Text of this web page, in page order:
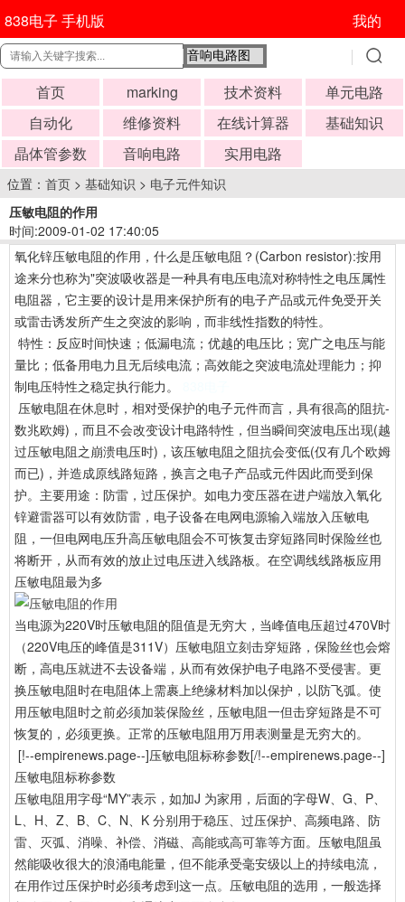
838电子 手机版 我的
首页 marking 技术资料
单元电路
自动化
维修资料 在线计算器
基础知识
晶体管参数
音响电路 实用电路
位置： 首页 > 基础知识 > 电子元件知识
压敏电阻的作用
时间:2009-01-02 17:40:05
氧化锌压敏电阻的作用，什么是压敏电阻？(Carbon resistor):按用
途来分也称为"突波吸收器是一种具有电压电流对称特性之电压属性
电阻器，它主要的设计是用来保护所有的电子产品或元件免受开关
或雷击诱发所产生之突波的影响，而非线性指数的特性。
特性：反应时间快速；低漏电流；优越的电压比；宽广之电压与能
量比；低备用电力且无后续电流；高效能之突波电流处理能力；抑
制电压特性之稳定执行能力。
压敏电阻在休息时，相对受保护的电子元件而言，具有很高的阻抗-
数兆欧姆)，而且不会改变设计电路特性，但当瞬间突波电压出现(越
过压敏电阻之崩溃电压时)，该压敏电阻之阻抗会变低(仅有几个欧姆
而已)，并造成原线路短路，换言之电子产品或元件因此而受到保
护。主要用途：防雷，过压保护。如电力变压器在进户端放入氧化
锌避雷器可以有效防雷，电子设备在电网电源输入端放入压敏电
阻，一但电网电压升高压敏电阻会不可恢复击穿短路同时保险丝也
将断开，从而有效的放止过电压进入线路板。在空调线线路板应用
压敏电阻最为多
当电源为220V时压敏电阻的阻值是无穷大，当峰值电压超过470V时
（220V电压的峰值是311V）压敏电阻立刻击穿短路，保险丝也会熔
断，高电压就进不去设备端，从而有效保护电子电路不受侵害。更
换压敏电阻时在电阻体上需裹上绝缘材料加以保护，以防飞弧。使
用压敏电阻时之前必须加装保险丝，压敏电阻一但击穿短路是不可
恢复的，必须更换。正常的压敏电阻用万用表测量是无穷大的。
[!--empirenews.page--]压敏电阻标称参数[/!--empirenews.page--]
压敏电阻标称参数
压敏电阻用字母“MY”表示，如加J 为家用，后面的字母W、G、P、
L、H、Z、B、C、N、K 分别用于稳压、过压保护、高频电路、防
雷、灭弧、消噪、补偿、消磁、高能或高可靠等方面。压敏电阻虽
然能吸收很大的浪涌电能量，但不能承受毫安级以上的持续电流，
在用作过压保护时必须考虑到这一点。压敏电阻的选用，一般选择